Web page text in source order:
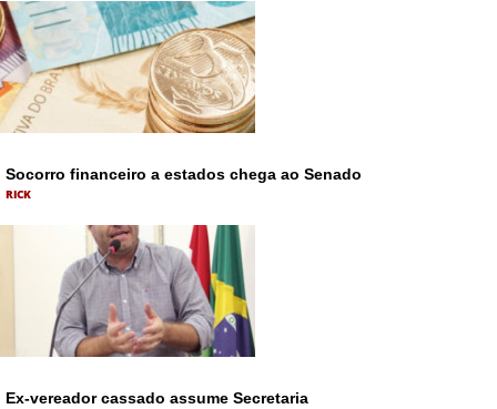
Socorro financeiro a estados chega ao Senado
RICK
Ex-vereador cassado assume Secretaria